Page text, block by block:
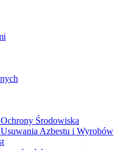
Środowiska
Azbestu i Wyrobów